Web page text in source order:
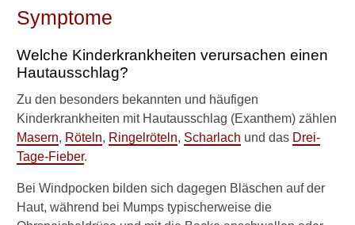
Symptome
Welche Kinderkrankheiten verursachen einen
Hautausschlag?
Zu den besonders bekannten und häufigen
Kinderkrankheiten mit Hautausschlag (Exanthem) zählen
Masern, Röteln, Ringelröteln, Scharlach und das Drei-
Tage-Fieber.
Bei Windpocken bilden sich dagegen Bläschen auf der
Haut, während bei Mumps typischerweise die
i
n
I
n
f
e
t
i
n
m